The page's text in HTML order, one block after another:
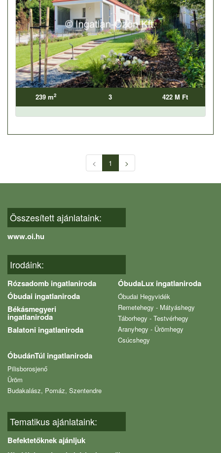
239 m2 3 422 M Ft
< 1 >
Összesített ajánlataink:
www.oi.hu
Irodáink:
Rózsadomb ingatlaniroda
Óbudai ingatlaniroda
Békásmegyeri
ingatlaniroda
Balatoni ingatlaniroda
ÓbudaLux ingatlaniroda
Óbudai Hegyvidék
Remetehegy - Mátyáshegy
Táborhegy - Testvérhegy
Aranyhegy - Ürömhegy
Csúcshegy
ÓbudánTúl ingatlaniroda
Pilisborosjenő
Üröm
Budakalász, Pomáz, Szentendre
Tematikus ajánlataink:
Befektetőknek ajánljuk